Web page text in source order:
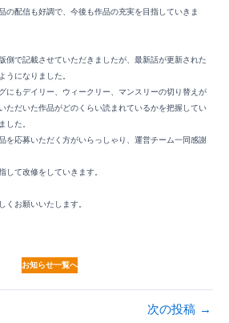
の配信も好調で、今後も作品の充実を目指していきま
側で記載させていただきましたが、最新話が更新された
うになりました。
にもデイリー、ウィークリー、マンスリーの切り替えが
ただいた作品がどのくらい読まれているかを把握してい
した。
を応募いただく方がいらっしゃり、運営チーム一同感謝
して改修をしていきます。
くお願いいたします。
お知らせ一覧へ
次の投稿 →